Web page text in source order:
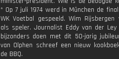
* Op 7 juli 1974 werd in München de
WK Voetbal gespeeld. Wim
als speler. Journalist Eddy van der
bijzonders doen met dit 50-jarig
van Olphen schreef een nieuw
de BBQ.